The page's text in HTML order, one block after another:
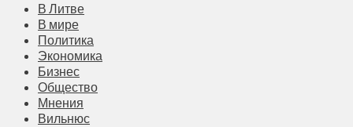
В Литве
В мире
Политика
Экономика
Бизнес
Общество
Мнения
Вильнюс